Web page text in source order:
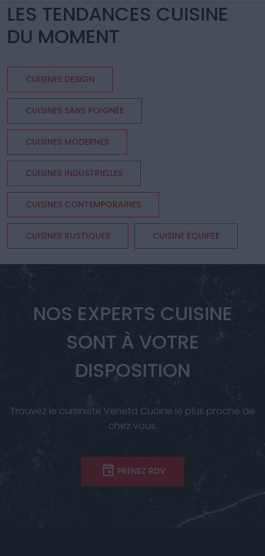
LES TENDANCES CUISINE
DU MOMENT
CUISINES DESIGN
CUISINES SANS POIGNÉE
CUISINES MODERNES
CUISINES INDUSTRIELLES
CUISINES CONTEMPORAINES
CUISINES RUSTIQUES CUISINE ÉQUIPÉE
NOS EXPERTS CUISINE
SONT À VOTRE
DISPOSITION
Trouvez le cuisiniste Veneta Cucine le plus proche de
chez vous.
PRENEZ RDV